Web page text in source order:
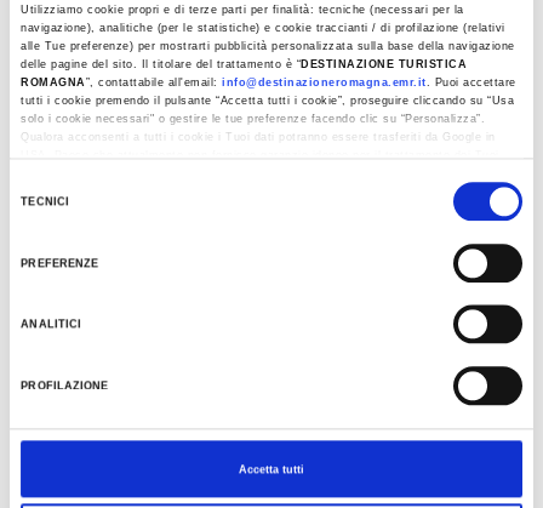
Utilizziamo cookie propri e di terze parti per finalità: tecniche (necessari per la
navigazione), analitiche (per le statistiche) e cookie traccianti / di profilazione (relativi
alle Tue preferenze) per mostrarti pubblicità personalizzata sulla base della navigazione
delle pagine del sito. Il titolare del trattamento è “ DESTINAZIONE TURISTICA
ROMAGNA”, contattabile all'email:info@destinazioneromagna.emr.it. Puoi accettare
tutti i cookie premendo il pulsante “Accetta tutti i cookie”, proseguire cliccando su “Usa
solo i cookie necessari" o gestire le tue preferenze facendo clic su “Personalizza”.
Qualora acconsenti a tutti i cookie i Tuoi dati potranno essere trasferiti da Google in
TECNICI
PREFERENZE
ANALITICI
PROFILAZIONE
Accetta tutti
is the road that leads to Estense Castle in Ferrara.
From there, you follow the road down to the
Harbour on the Burana canal.